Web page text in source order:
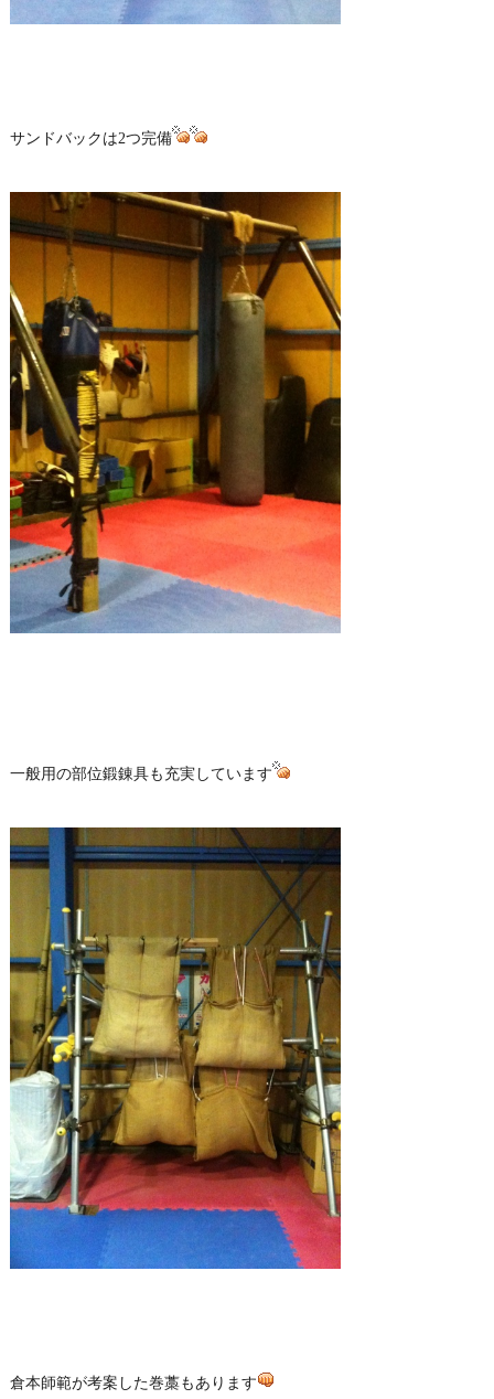
サンドバックは2つ完備
一般用の部位鍛錬具も充実しています
倉本師範が考案した巻藁もあります